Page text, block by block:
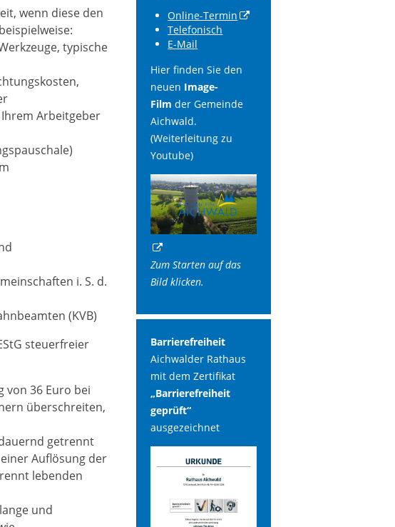
wenn diese den
typische
Arbeitgeber
i. S. d.
(KVB)
steuerfreier
von 36 Euro bei
überschreiten,
getrennt
Auflösung der
lebenden
und
Online-Termin
Telefonisch
E-Mail
Hier finden Sie den
neuen Image-
Film der Gemeinde
Aichwald.
(Weiterleitung zu
Youtube)
Zum Starten auf das
Bild klicken.
Barrierefreiheit
Aichwalder Rathaus
mit dem Zertifikat
„Barrierefreiheit
geprüft“
ausgezeichnet